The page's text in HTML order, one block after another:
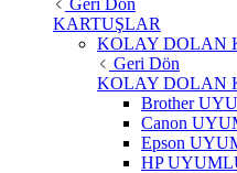
KARTUŞLAR
KOLAY DOLAN
Geri Dön
KOLAY DOLAN
Brother
Canon
Epson
HP